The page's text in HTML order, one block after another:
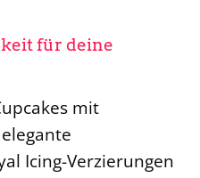
für deine
mit
Icing-Verzierungen